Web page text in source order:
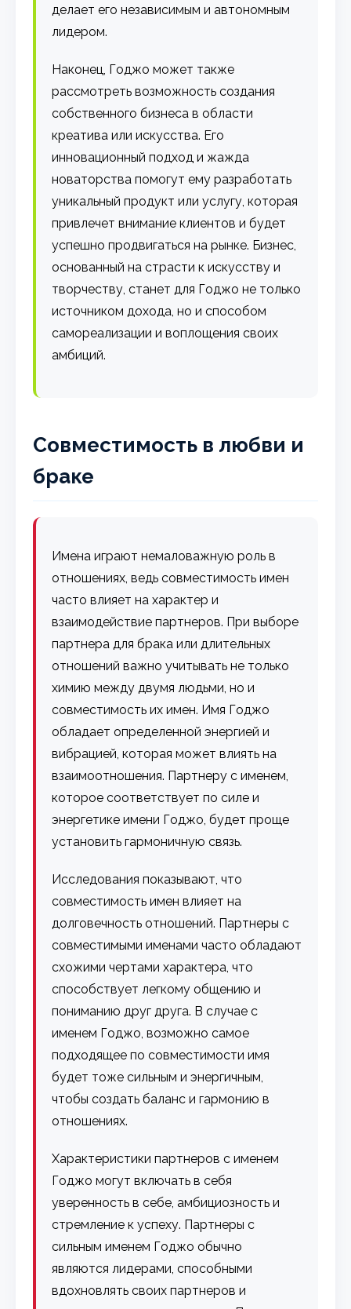
делает его независимым и автономным
лидером.
Наконец, Годжо может также
рассмотреть возможность создания
собственного бизнеса в области
креатива или искусства. Его
инновационный подход и жажда
новаторства помогут ему разработать
уникальный продукт или услугу, которая
привлечет внимание клиентов и будет
успешно продвигаться на рынке. Бизнес,
основанный на страсти к искусству и
творчеству, станет для Годжо не только
источником дохода, но и способом
самореализации и воплощения своих
амбиций.
Совместимость в любви и
браке
Имена играют немаловажную роль в
отношениях, ведь совместимость имен
часто влияет на характер и
взаимодействие партнеров. При выборе
партнера для брака или длительных
отношений важно учитывать не только
химию между двумя людьми, но и
совместимость их имен. Имя Годжо
обладает определенной энергией и
вибрацией, которая может влиять на
взаимоотношения. Партнеру с именем,
которое соответствует по силе и
энергетике имени Годжо, будет проще
установить гармоничную связь.
Исследования показывают, что
совместимость имен влияет на
долговечность отношений. Партнеры с
совместимыми именами часто обладают
схожими чертами характера, что
способствует легкому общению и
пониманию друг друга. В случае с
именем Годжо, возможно самое
подходящее по совместимости имя
будет тоже сильным и энергичным,
чтобы создать баланс и гармонию в
отношениях.
Характеристики партнеров с именем
Годжо могут включать в себя
уверенность в себе, амбициозность и
стремление к успеху. Партнеры с
сильным именем Годжо обычно
являются лидерами, способными
вдохновлять своих партнеров и